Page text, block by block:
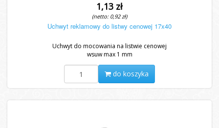
1,13 zł
(netto: 0,92 zł)
Uchwyt reklamowy do listwy cenowej 17x40
Uchwyt do mocowania na listwie cenowej
wsuw max 1 mm
do koszyka